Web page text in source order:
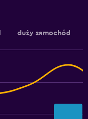
duży samochód